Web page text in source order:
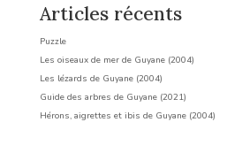
Articles récents
Puzzle
Les oiseaux de mer de Guyane (2004)
Les lézards de Guyane (2004)
Guide des arbres de Guyane (2021)
Hérons, aigrettes et ibis de Guyane (2004)